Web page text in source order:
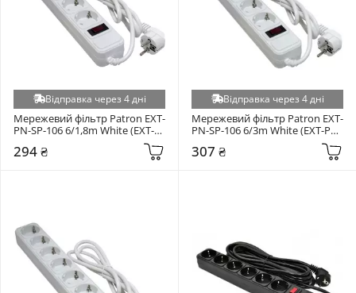
Відправка через 4 дні
Мережевий фільтр Patron EXT-
PN-SP-106 6/1,8m White (EXT-
294 ₴
Відправка через 4 дні
Мережевий фільтр Patron EXT-
PN-SP-106 6/3m White (EXT-PN-
307 ₴